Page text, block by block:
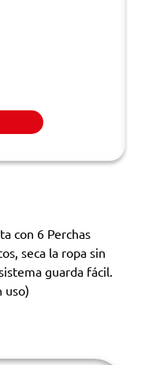
con 6 Perchas
seca la ropa sin
guarda fácil.
uso)